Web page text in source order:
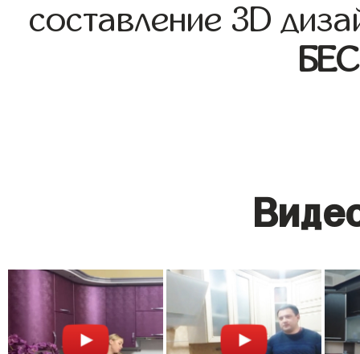
составление 3D